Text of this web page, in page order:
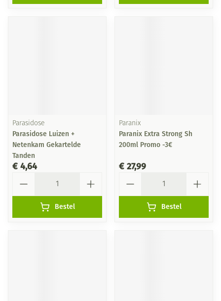
Parasidose
Parasidose Luizen +
Netenkam Gekartelde
Tanden
€ 4,64
Bestel
Paranix
Paranix Extra Strong Sh
200ml Promo -3€
€ 27,99
Bestel